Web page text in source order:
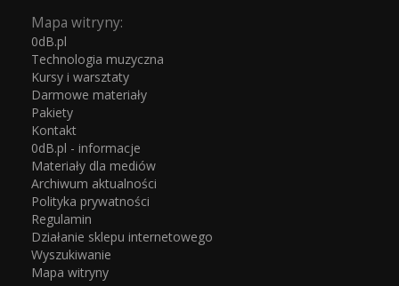
Mapa witryny:
0dB.pl
Technologia muzyczna
Kursy i warsztaty
Darmowe materiały
Pakiety
Kontakt
0dB.pl - informacje
Materiały dla mediów
Archiwum aktualności
Polityka prywatności
Regulamin
Działanie sklepu internetowego
Wyszukiwanie
Mapa witryny